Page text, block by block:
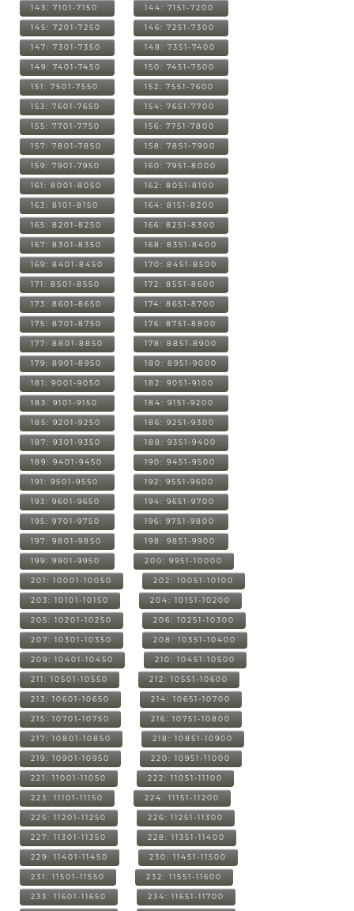
143: 7101-7150 144: 7151-7200
145: 7201-7250 146: 7251-7300
147: 7301-7350 148: 7351-7400
149: 7401-7450 150: 7451-7500
151: 7501-7550 152: 7551-7600
153: 7601-7650 154: 7651-7700
155: 7701-7750 156: 7751-7800
157: 7801-7850 158: 7851-7900
159: 7901-7950 160: 7951-8000
161: 8001-8050 162: 8051-8100
163: 8101-8150 164: 8151-8200
165: 8201-8250 166: 8251-8300
167: 8301-8350 168: 8351-8400
169: 8401-8450 170: 8451-8500
171: 8501-8550 172: 8551-8600
173: 8601-8650 174: 8651-8700
175: 8701-8750 176: 8751-8800
177: 8801-8850 178: 8851-8900
179: 8901-8950 180: 8951-9000
181: 9001-9050 182: 9051-9100
183: 9101-9150 184: 9151-9200
185: 9201-9250 186: 9251-9300
187: 9301-9350 188: 9351-9400
189: 9401-9450 190: 9451-9500
191: 9501-9550 192: 9551-9600
193: 9601-9650 194: 9651-9700
195: 9701-9750 196: 9751-9800
197: 9801-9850 198: 9851-9900
199: 9901-9950 200: 9951-10000
201: 10001-10050 202: 10051-10100
203: 10101-10150 204: 10151-10200
205: 10201-10250 206: 10251-10300
207: 10301-10350 208: 10351-10400
209: 10401-10450 210: 10451-10500
211: 10501-10550 212: 10551-10600
213: 10601-10650 214: 10651-10700
215: 10701-10750 216: 10751-10800
217: 10801-10850 218: 10851-10900
219: 10901-10950 220: 10951-11000
221: 11001-11050 222: 11051-11100
223: 11101-11150 224: 11151-11200
225: 11201-11250 226: 11251-11300
227: 11301-11350 228: 11351-11400
229: 11401-11450 230: 11451-11500
231: 11501-11550 232: 11551-11600
233: 11601-11650 234: 11651-11700